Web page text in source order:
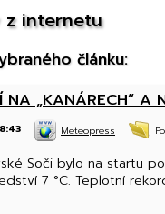
z internetu
článku:
NA „KANÁRECH“ A
Meteopress
Soči bylo na startu
7 °C. Teplotní